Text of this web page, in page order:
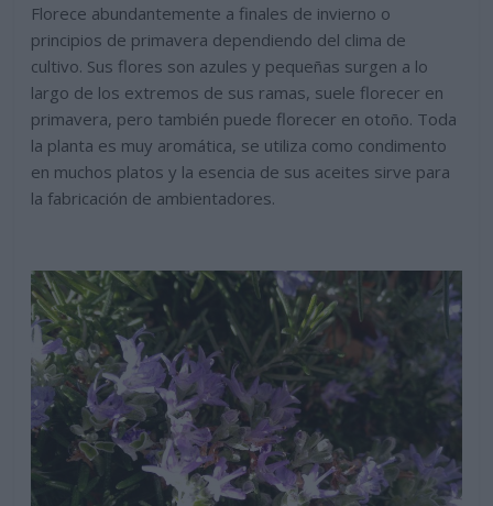
Florece abundantemente a finales de invierno o
principios de primavera dependiendo del clima de
cultivo. Sus flores son azules y pequeñas surgen a lo
largo de los extremos de sus ramas, suele florecer en
primavera, pero también puede florecer en otoño. Toda
la planta es muy aromática, se utiliza como condimento
en muchos platos y la esencia de sus aceites sirve para
la fabricación de ambientadores.